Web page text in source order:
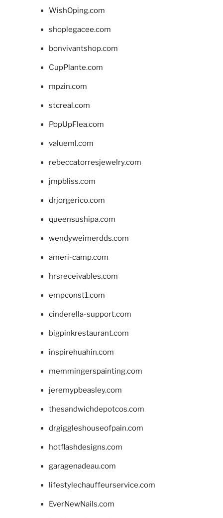
WishOping.com
shoplegacee.com
bonvivantshop.com
CupPlante.com
mpzin.com
stcreal.com
PopUpFlea.com
valueml.com
rebeccatorresjewelry.com
jmpbliss.com
drjorgerico.com
queensushipa.com
wendyweimerdds.com
ameri-camp.com
hrsreceivables.com
empconst1.com
cinderella-support.com
bigpinkrestaurant.com
inspirehuahin.com
memmingerspainting.com
jeremypbeasley.com
thesandwichdepotcos.com
drgiggleshouseofpain.com
hotflashdesigns.com
garagenadeau.com
lifestylechauffeurservice.com
EverNewNails.com